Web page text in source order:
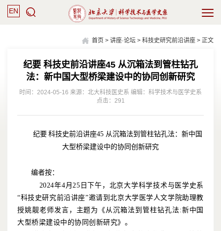
EN
首页 > 讲座·论坛 > 科技史研究前沿讲座 > 正文
纪要 科技史前沿讲座45 从沉箱法到管柱钻孔
法：新中国大型桥梁建设中的协同创新研究
时间：2024-05-16 来源：北大科技医史系 编辑：科学技术与医学史系
点击： 291
纪要 科技史前沿讲座45 从沉箱法到管柱钻孔法：新中国
大型桥梁建设中的协同创新研究
编者按：
2024年4月25 日下午，北京大学科学技术与医学史系
“科技史研究前沿讲座”邀请到北京大学医学人文学院助理教
授姚靓老师发言，主题为《从沉箱法到管柱钻孔法:新中国
大型桥梁建设中的协同创新研究》。